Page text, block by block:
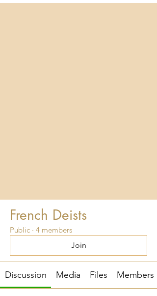
French Deists
Public · 4 members
Join
Discussion Media Files Members